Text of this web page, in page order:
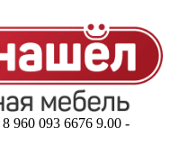
8 960 093 6676 9.00 -